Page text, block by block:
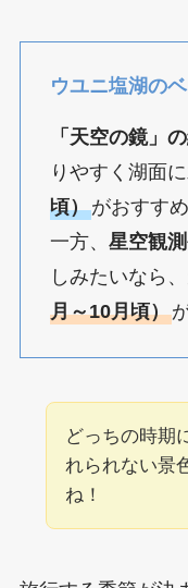
ウユニ塩湖の
「天空の鏡」
りやすく湖面
頃）がおすすめ
一方、 星空観
しみたいなら
月～10月頃）
どっちの時期
れられない景
ね！